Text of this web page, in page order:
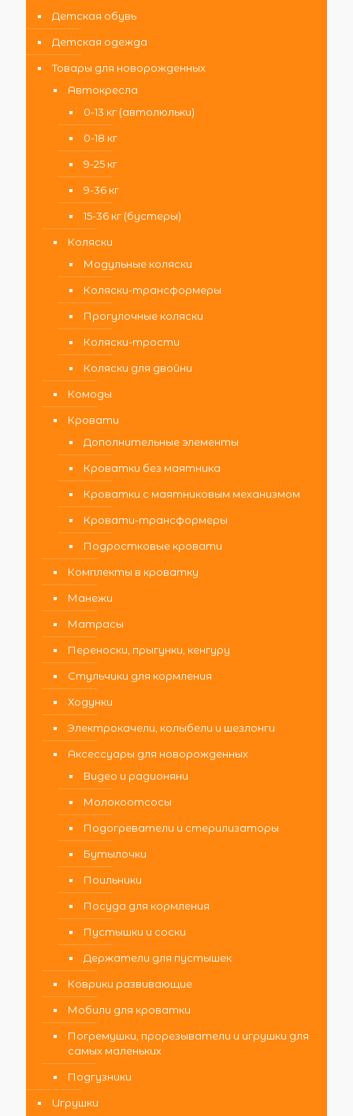
Детская обувь
Детская одежда
Товары для новорожденных
Автокресла
0-13 кг (автолюльки)
0-18 кг
9-25 кг
9-36 кг
15-36 кг (бустеры)
Коляски
Модульные коляски
Коляски-трансформеры
Прогулочные коляски
Коляски-трости
Коляски для двойни
Комоды
Кровати
Дополнительные элементы
Кроватки без маятника
Кроватки с маятниковым механизмом
Кровати-трансформеры
Подростковые кровати
Комплекты в кроватку
Манежи
Матрасы
Переноски, прыгунки, кенгуру
Стульчики для кормления
Ходунки
Электрокачели, колыбели и шезлонги
Аксессуары для новорожденных
Видео и радионяни
Молокоотсосы
Подогреватели и стерилизаторы
Бутылочки
Поильники
Посуда для кормления
Пустышки и соски
Держатели для пустышек
Коврики развивающие
Мобили для кроватки
Погремушки, прорезыватели и игрушки для
самых маленьких
Подгузники
Игрушки